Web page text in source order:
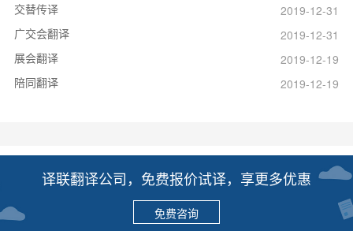
交替传译
2019-12-31
广交会翻译
2019-12-31
展会翻译
2019-12-19
陪同翻译
2019-12-19
译联翻译公司，免费报价试译，享更多优惠
免费咨询